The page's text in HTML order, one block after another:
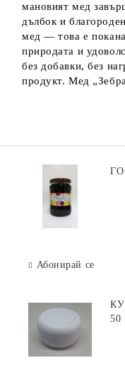
мановият мед
дълбок и
мед — това е
природата и
без добавки, без
продукт. Мед
Абонирай се